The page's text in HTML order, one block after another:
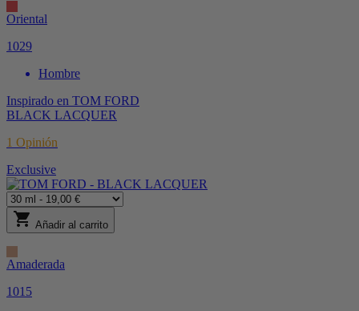
Oriental
1029
Hombre
Inspirado en TOM FORD
BLACK LACQUER
1 Opinión
Exclusive
shopping_cart Añadir al carrito
Amaderada
1015